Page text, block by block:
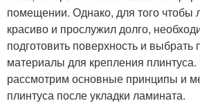
помещении. Однако, для того чтобы
красиво и прослужил долго,
подготовить поверхность и
материалы для крепления
рассмотрим основные принципы и
плинтуса после укладки ламината.